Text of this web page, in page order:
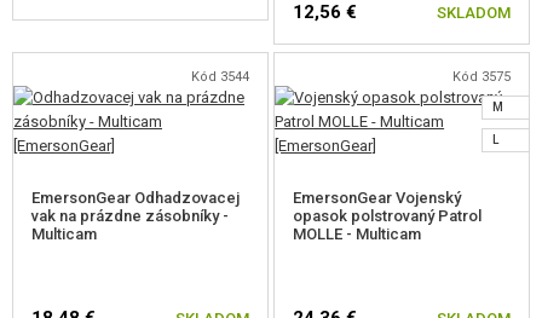
12,56 € SKLADOM
Kód 3544
EmersonGear Odhadzovacej
vak na prázdne zásobníky -
Multicam
Kód 3575
M
EmersonGear Vojenský
opasok polstrovaný Patrol
MOLLE - Multicam